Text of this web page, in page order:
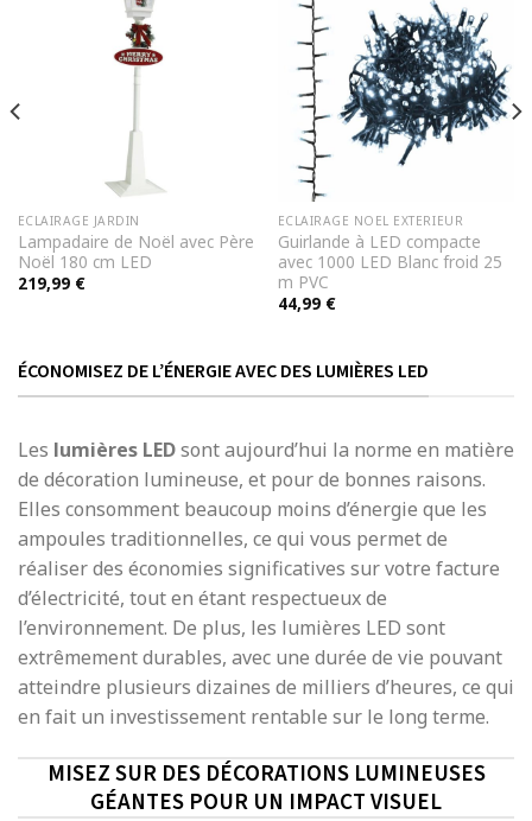
ECLAIRAGE JARDIN
Lampadaire de Noël avec Père
Noël 180 cm LED
219,99 €
ECLAIRAGE NOEL EXTERIEUR
Guirlande à LED compacte
avec 1000 LED Blanc froid 25
m PVC
44,99 €
ÉCONOMISEZ DE L’ÉNERGIE AVEC DES LUMIÈRES LED
Les lumières LEDsont aujourd’hui la norme en matière
de décoration lumineuse, et pour de bonnes raisons.
Elles consomment beaucoup moins d’énergie que les
ampoules traditionnelles, ce qui vous permet de
réaliser des économies significatives sur votre facture
d’électricité, tout en étant respectueux de
l’environnement. De plus, les lumières LED sont
extrêmement durables, avec une durée de vie pouvant
atteindre plusieurs dizaines de milliers d’heures, ce qui
en fait un investissement rentable sur le long terme.
MISEZ SUR DES DÉCORATIONS LUMINEUSES
GÉANTES POUR UN IMPACT VISUEL